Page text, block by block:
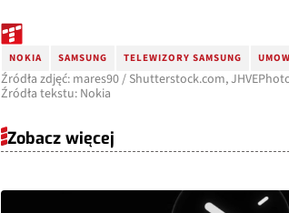
NOKIA SAMSUNG TELEWIZORY SAMSUNG
Źródła zdjęć: mares90 / Shutterstock.com,
Źródła tekstu: Nokia
Zobacz więcej